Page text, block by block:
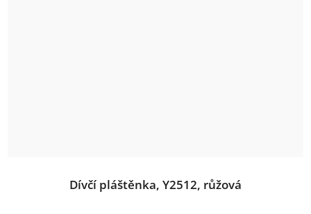
Dívčí pláštěnka, Y2512, růžová